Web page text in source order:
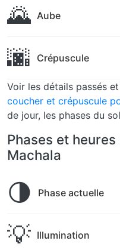
🌄 Aube
🌆 Crépuscule
Voir les détails passés
coucher et crépuscule
de jour, les phases du
Phases et
Machala
🌗 Phase actuelle
💡 Illumination